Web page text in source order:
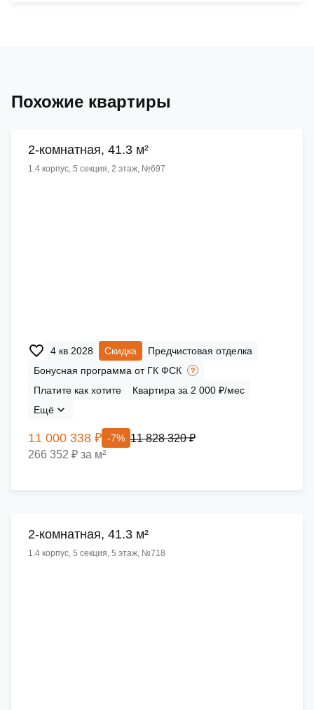
Похожие квартиры
2-комнатная, 41.3 м²
1.4 корпус, 5 секция, 2 этаж, №697
4 кв 2028 Скидка
Предчистовая отделка
Бонусная программа от ГК ФСК
Платите как хотите
Квартира за 2 000 ₽/мес
Ещё
11 000 338 ₽ -7% 11 828 320 ₽
266 352 ₽ за м²
2-комнатная, 41.3 м²
1.4 корпус, 5 секция, 5 этаж, №718